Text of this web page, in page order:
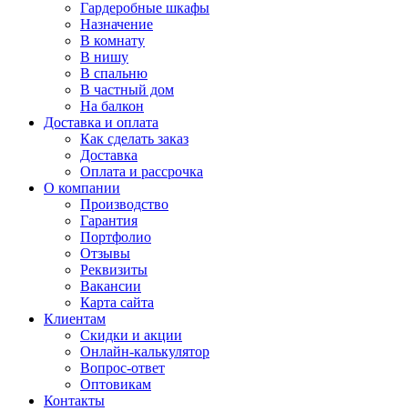
Гардеробные шкафы
Назначение
В комнату
В нишу
В спальню
В частный дом
На балкон
Доставка и оплата
Как сделать заказ
Доставка
Оплата и рассрочка
О компании
Производство
Гарантия
Портфолио
Отзывы
Реквизиты
Вакансии
Карта сайта
Клиентам
Скидки и акции
Онлайн-калькулятор
Вопрос-ответ
Оптовикам
Контакты